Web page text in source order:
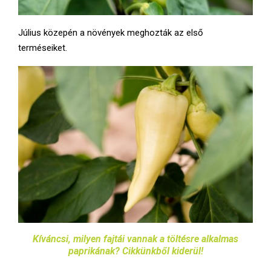
Július közepén a növények meghozták az első
terméseiket.
Kíváncsi, milyen fajtái vannak a töltésre alkalmas
paprikának? Cikkünkből kiderül!